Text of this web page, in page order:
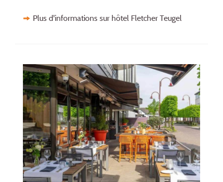
Plus d'informations sur hôtel Fletcher Teugel